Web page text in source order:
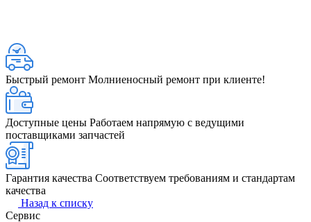
Быстрый ремонт Молниеносный ремонт при клиенте!
Доступные цены Работаем напрямую с ведущими
поставщиками запчастей
Гарантия качества Соответствуем требованиям и стандартам
качества
Назад к списку
Сервис